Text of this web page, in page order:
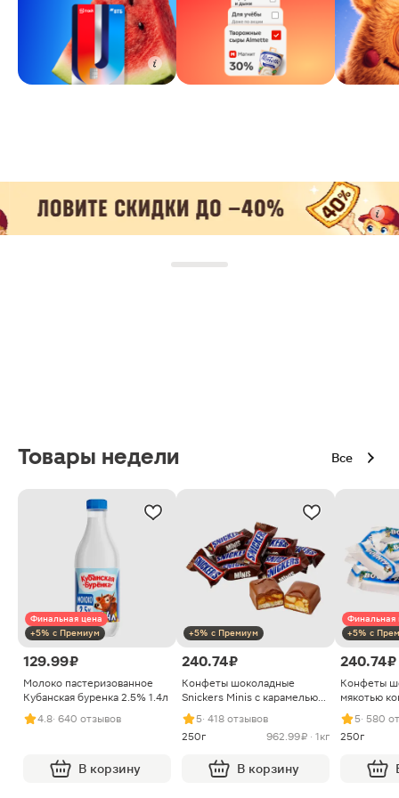
Товары недели Все
Финальная цена
+5% с Премиум
129.99 ₽
Молоко пастеризованное
Кубанская буренка 2.5% 1.4л
4.8· 640 отзывов
В корзину
+5% с Премиум
240.74 ₽
Конфеты шоколадные
Snickers Minis с карамелью
арахисом и нугой
5· 418 отзывов
250г
962.99 ₽ · 1кг
В корзину
Финальная
+5% с
240.74 ₽
Конфеты
мякотью
5· 580
250г